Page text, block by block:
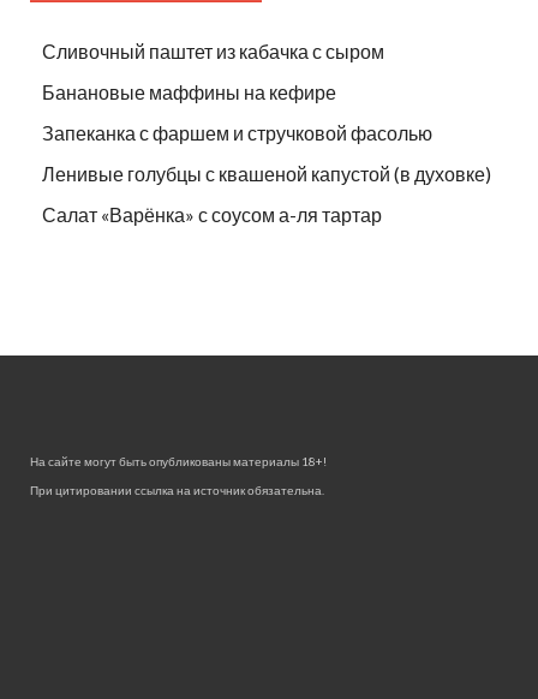
Сливочный паштет из кабачка с сыром
Банановые маффины на кефире
Запеканка с фаршем и стручковой фасолью
Ленивые голубцы с квашеной капустой (в духовке)
Салат «Варёнка» с соусом а-ля тартар
На сайте могут быть опубликованы материалы 18+!
При цитировании ссылка на источник обязательна.